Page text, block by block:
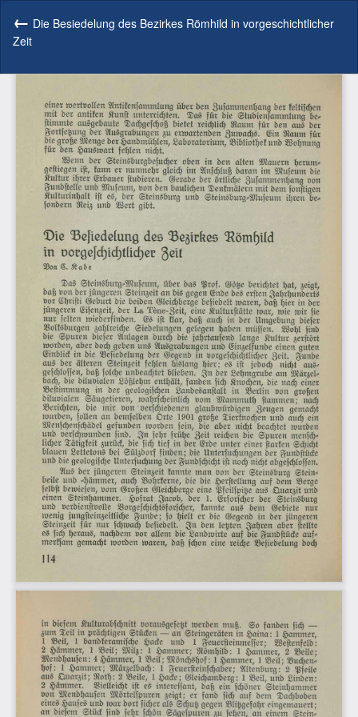
Artikeldetails
zurückkehren
Die Besiedelung des Bezirkes Römhild in vorgeschichtlicher
Zeit